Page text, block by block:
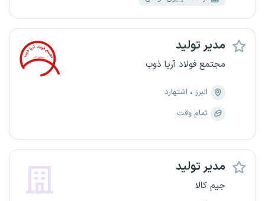
مدیر تولید
مجتمع فولاد آریا ذوب
البرز
اشتهارد
تمام وقت
مدیر تولید
جیم کالا